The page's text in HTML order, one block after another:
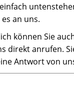
an uns.
können Sie
direkt anrufen.
Antwort von